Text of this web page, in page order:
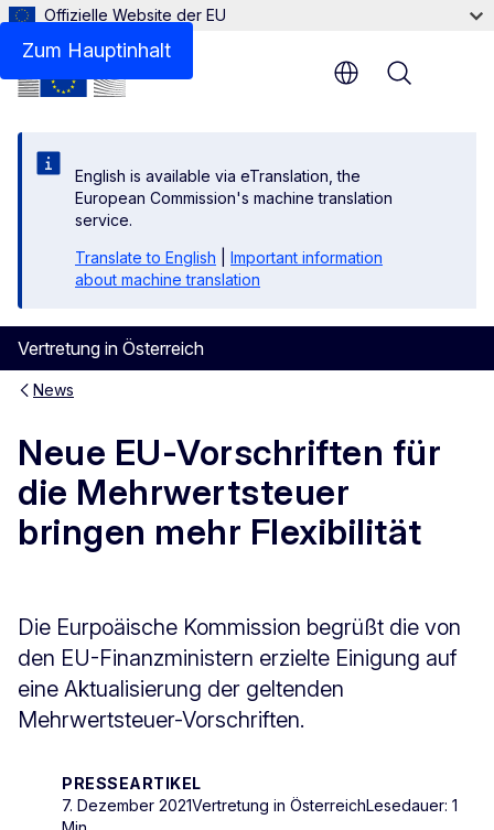
Zum Hauptinhalt
Offizielle Website der EU
English is available via eTranslation, the
European Commission's machine translation
service.
Translate to English
Important information
about machine translation
Vertretung in Österreich
Menu
News
Neue EU-Vorschriften für
die Mehrwertsteuer
bringen mehr Flexibilität
Die Eurpoäische Kommission begrüßt die von
den EU-Finanzministern erzielte Einigung auf
eine Aktualisierung der geltenden
Mehrwertsteuer-Vorschriften.
PRESSEARTIKEL
7. Dezember 2021Vertretung in ÖsterreichLesedauer: 1